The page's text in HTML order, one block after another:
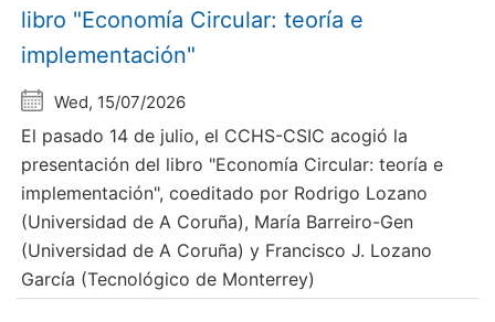
libro "Economía Circular: teoría e
implementación"
Wed, 15/07/2026
El pasado 14 de julio, el CCHS-CSIC acogió la
presentación del libro "Economía Circular: teoría e
implementación", coeditado por Rodrigo Lozano
(Universidad de A Coruña), María Barreiro-Gen
(Universidad de A Coruña) y Francisco J. Lozano
García (Tecnológico de Monterrey)